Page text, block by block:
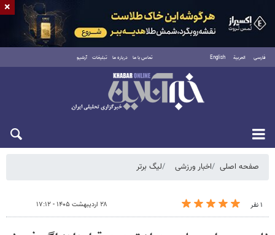
فارسی العربية English تماس با ما درباره ما تبلیغات آرشیو
شنبه ۱۷ مرداد ۱۴۰۵
صفحه اصلی اخبار ورزشی لیگ برتر
۱ نفر ۲۸ اردیبهشت ۱۴۰۵ - ۱۷:۱۲
×